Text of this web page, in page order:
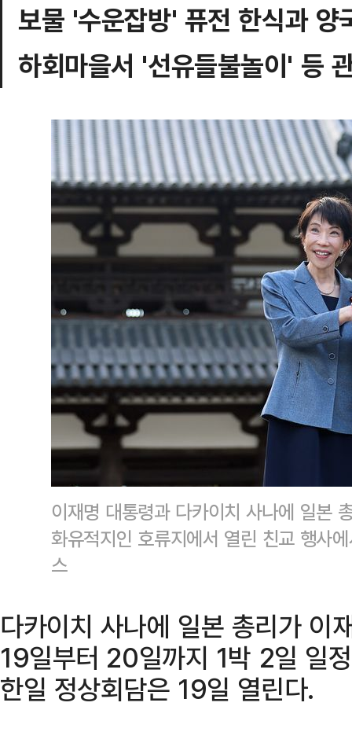
보물 '수운잡방' 퓨전 한식과 양
하회마을서 '선유들불놀이' 등
이재명 대통령과 다카이치 사나에 일본
화유적지인 호류지에서 열린 친교 행사
스
다카이치 사나에 일본 총리가 이
19일부터 20일까지 1박 2일 일
한일 정상회담은 19일 열린다.